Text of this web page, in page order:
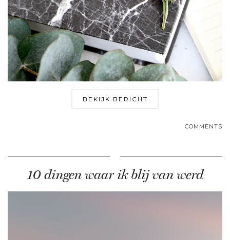
BEKIJK BERICHT
COMMENTS
10 dingen waar ik blij van werd